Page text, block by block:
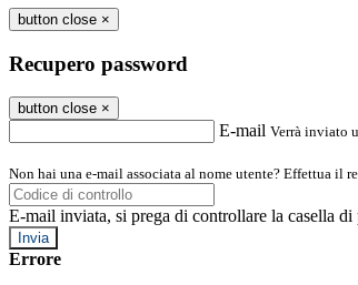
button close ×
Recupero password
button close ×
E-mail Verrà inviato
Non hai una e-mail associata al nome utente? Effettua il
E-mail inviata, si prega di controllare la casella di
Errore